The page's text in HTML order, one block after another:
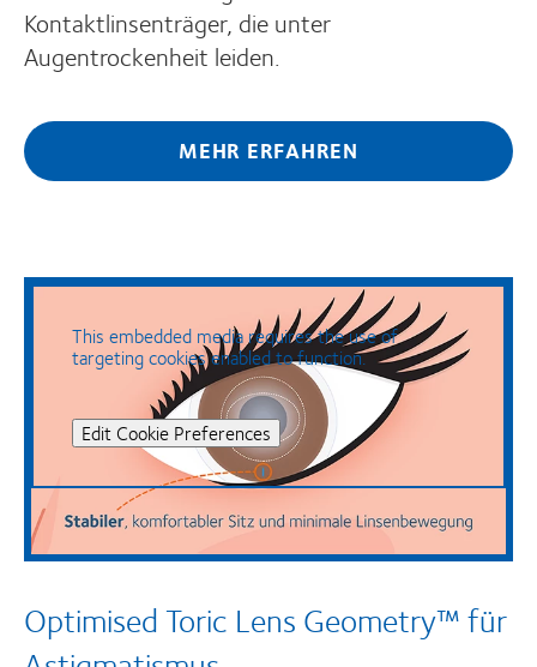
Kontaktlinsenträger, die unter
Augentrockenheit leiden.
MEHR ERFAHREN
This embedded media requires the use of
targeting cookies enabled to function.
Edit Cookie Preferences
Optimised Toric Lens Geometry™ für